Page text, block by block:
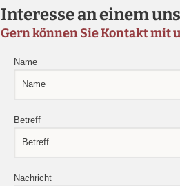
Interesse an einem
Gern können Sie Kontakt mit
Name
Betreff
Nachricht